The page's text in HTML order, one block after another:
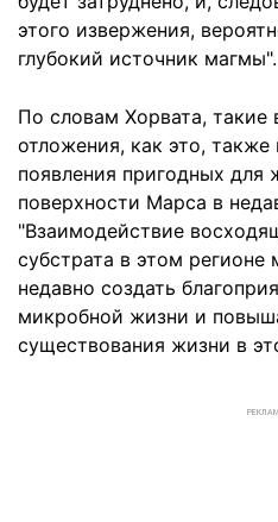
этого извержения,
глубокий источник магмы".
По словам Хорвата, такие
отложения, как это,
появления пригодных для
поверхности Марса в
"Взаимодействие
субстрата в этом регионе
недавно создать
микробной жизни и
существования жизни в